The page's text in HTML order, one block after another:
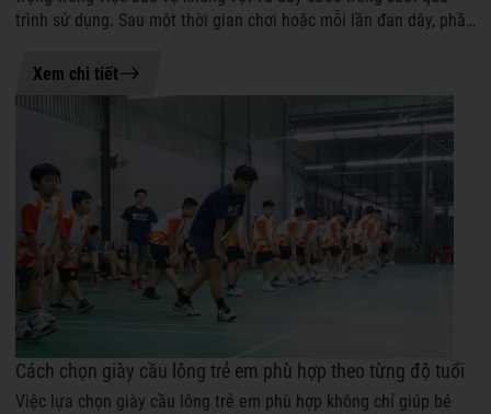
07-08-2026 14:37
trình sử dụng. Sau một thời gian chơi hoặc mỗi lần đan dây, phần
Xem chi tiết
Cách chọn giày cầu lông trẻ em phù hợp theo từng độ tuổi
Việc lựa chọn giày cầu lông trẻ em phù hợp không chỉ giúp bé